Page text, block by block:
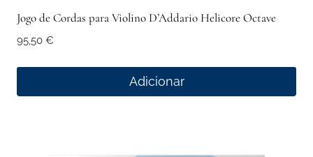
Jogo de Cordas para Violino D’Addario Helicore Octave
95,50 €
Adicionar